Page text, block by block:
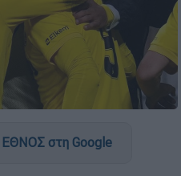
στη Google